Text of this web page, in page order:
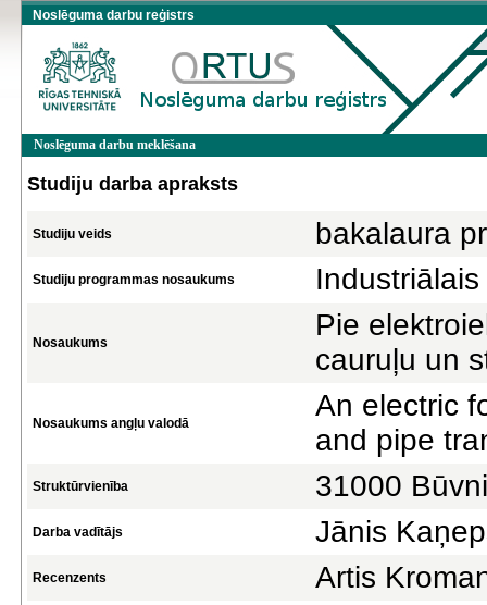
Noslēguma darbu reģistrs
Noslēguma darbu meklēšana
Studiju darba apraksts
Studiju veids bakalaura
Studiju programmas nosaukums
Nosaukums
Pie
cauruļu un
Nosaukums angļu valodā
An electric
and pipe
Struktūrvienība 31000
Darba vadītājs Jānis
Recenzents Artis